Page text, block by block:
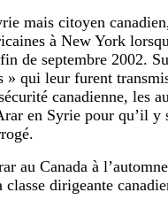
mais citoyen
à New York
de septembre 2002.
» qui leur furent
canadienne, les
en Syrie pour qu’il y
au Canada à
classe dirigeante